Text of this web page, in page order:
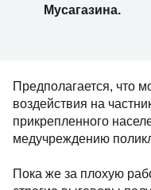
Мусагазина.
Предполагается, что
воздействия на
прикрепленного
медучреждению
Пока же за плохую